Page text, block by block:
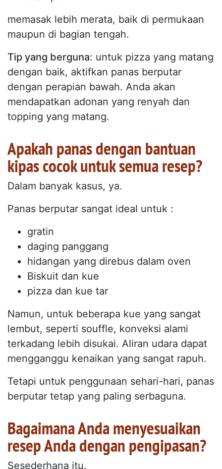
memasak lebih merata, baik di permukaan
maupun di bagian tengah.
Tip yang berguna: untuk pizza yang matang
dengan baik, aktifkan panas berputar
dengan perapian bawah. Anda akan
mendapatkan adonan yang renyah dan
topping yang matang.
Apakah panas dengan bantuan
kipas cocok untuk semua resep?
Dalam banyak kasus, ya.
Panas berputar sangat ideal untuk :
gratin
daging panggang
hidangan yang direbus dalam oven
Biskuit dan kue
pizza dan kue tar
Namun, untuk beberapa kue yang sangat
lembut, seperti souffle, konveksi alami
terkadang lebih disukai. Aliran udara dapat
mengganggu kenaikan yang sangat rapuh.
Tetapi untuk penggunaan sehari-hari, panas
berputar tetap yang paling serbaguna.
Bagaimana Anda menyesuaikan
resep Anda dengan pengipasan?
Sesederhana itu.